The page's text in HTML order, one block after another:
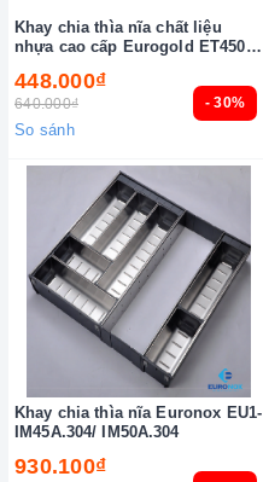
- 30%
Khay chia thìa nĩa chất liệu
nhựa cao cấp Eurogold ET450/
448.000₫
640.000₫
So sánh
Khay chia thìa nĩa Euronox EU1-
IM45A.304/ IM50A.304
930.100₫